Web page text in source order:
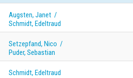
Augsten, Janet /
Schmidt, Edeltraud
Setzepfand, Nico /
Puder, Sebastian
Schmidt, Edeltraud